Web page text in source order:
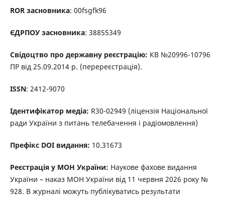
ROR засновника: 00fsgfk96
ЄДРПОУ засновника: 38855349
Свідоцтво про державну реєстрацію: КВ №20996-10796
ПР від 25.09.2014 р. (перереєстрація).
ISSN: 2412-9070
Ідентифікатор медіа: R30-02949 (ліцензія Національної
ради України з питань телебачення і радіомовлення)
Префікс DOI видання: 10.31673
Реєстрація у МОН України: Наукове фахове видання
України – наказ МОН України від 11 червня 2026 року №
928. В журналі можуть публікуватись результати